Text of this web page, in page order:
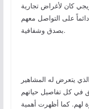
كان لأغراض تجارية
على التواصل معهم
بصدق وشفافية.
يتعرض له المشاهير
في كل تفاصيل حياتهم
لهم. كما أظهرت أهمية